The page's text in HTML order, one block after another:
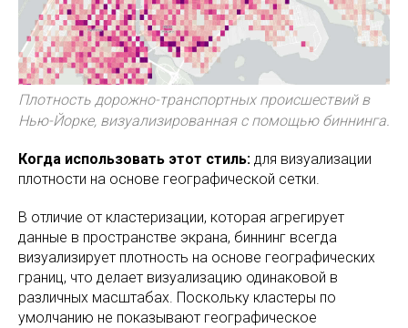
Плотность дорожно-транспортных происшествий в
Нью-Йорке, визуализированная с помощью биннинга.
Когда использовать этот стиль: для визуализации
плотности на основе географической сетки.
В отличие от кластеризации, которая агрегирует
данные в пространстве экрана, биннинг всегда
визуализирует плотность на основе географических
границ, что делает визуализацию одинаковой в
различных масштабах. Поскольку кластеры по
умолчанию не показывают географическое